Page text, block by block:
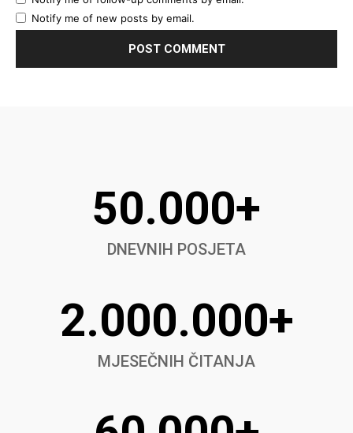
Notify me of new posts by email.
50.000+
DNEVNIH POSJETA
2.000.000+
MJESEČNIH ČITANJA